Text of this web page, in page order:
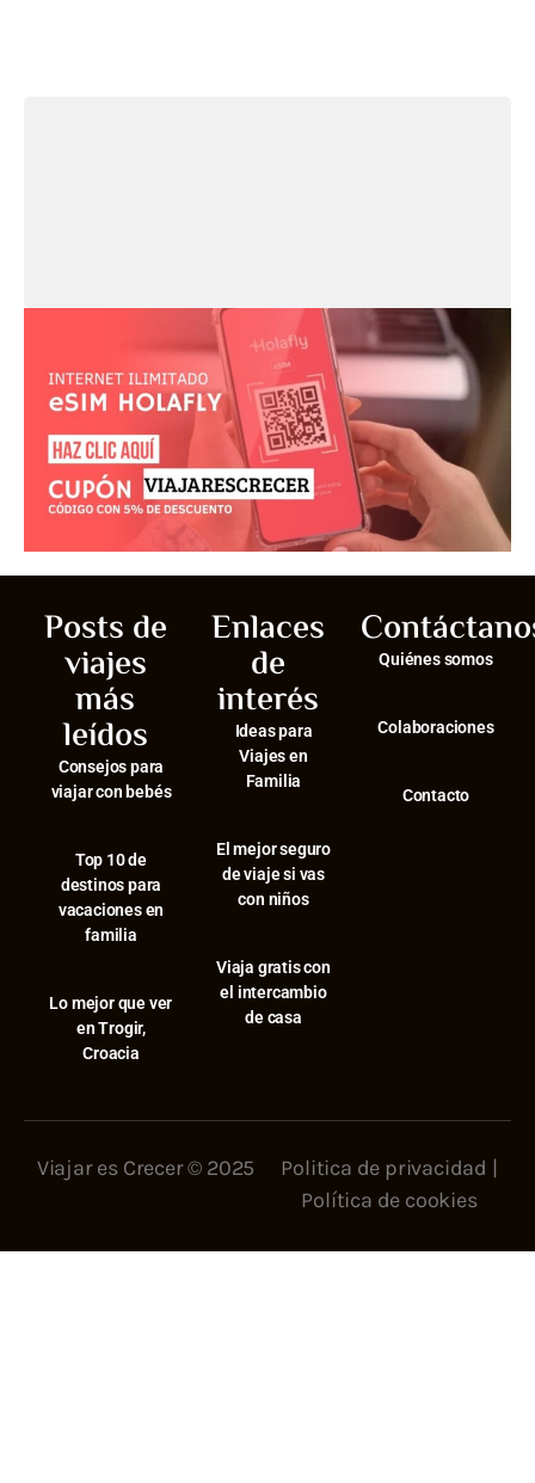
Posts de
viajes
más
leídos
Consejos para
viajar con bebés
⁠Top 10 de
destinos para
vacaciones en
familia
⁠Lo mejor que ver
en Trogir,
Croacia
Enlaces
de
interés
Ideas para
Viajes en
Familia
El mejor seguro
de viaje si vas
con niños
Viaja gratis con
el intercambio
de casa
Quiénes somos
Colaboraciones
Contacto
Viajar es Crecer © 2025 Politica de privacidad |
Política de cookies